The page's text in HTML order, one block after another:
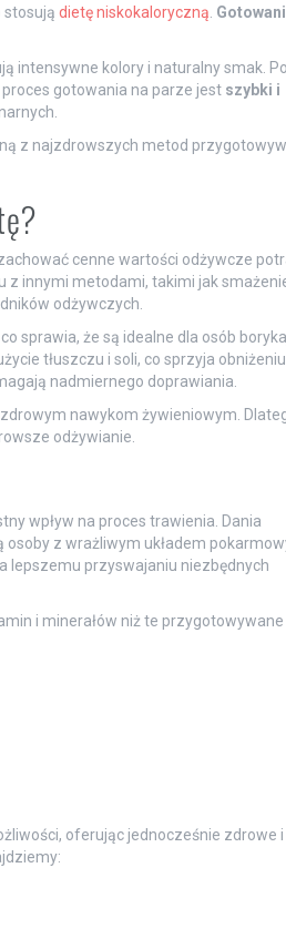
stosują dietę niskokaloryczną
intensywne kolory i naturalny smak.
gotowania na parze jest szybki i
z najzdrowszych metod
cenne wartości odżywcze
z innymi metodami, takimi jak
odżywczych.
sprawia, że są idealne dla osób
tłuszczu i soli, co sprzyja obniżeniu
nadmiernego doprawiania.
nawykom żywieniowym.
odżywianie.
wpływ na proces trawienia. Dania
z wrażliwym układem
lepszemu przyswajaniu niezbędnych
i minerałów niż te przygotowywane
oferując jednocześnie zdrowe i